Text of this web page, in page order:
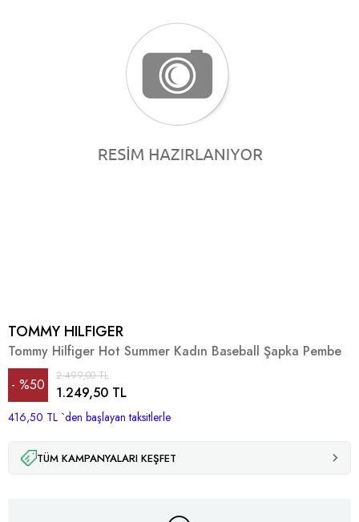
TOMMY HILFIGER
Tommy Hilfiger Hot Summer Kadın Baseball Şapka Pembe
%50
İndirim
2.499,00 TL
1.249,50 TL
416,50 TL `den başlayan taksitlerle
TÜM KAMPANYALARI KEŞFET